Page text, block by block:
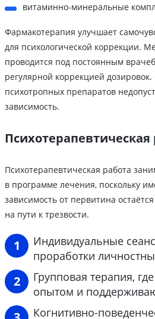
витаминно-минеральные
Фармакотерапия улучшает
для психологической коррекции.
проводится под постоянным
регулярной коррекцией
психотропных препаратов
зависимость.
Психотерапевтическая
Психотерапевтическая работа
в программе лечения, поскольку
зависимость от первитина
на пути к трезвости.
Индивидуальные
проработки
Групповая терапия,
опытом и
Когнитивно-